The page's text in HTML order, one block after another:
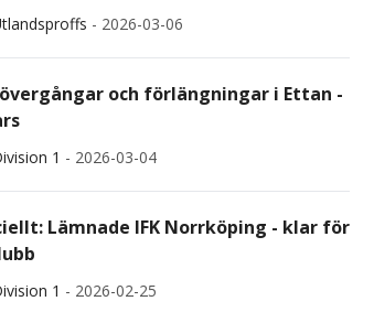
- 2026-03-06
och förlängningar i Ettan -
1 - 2026-03-04
Lämnade IFK Norrköping - klar för
1 - 2026-02-25